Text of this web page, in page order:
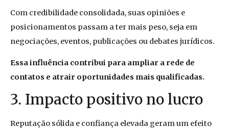
Com credibilidade consolidada, suas opiniões e
posicionamentos passam a ter mais peso, seja em
negociações, eventos, publicações ou debates jurídicos.
Essa influência contribui para ampliar a rede de
contatos e atrair oportunidades mais qualificadas.
3. Impacto positivo no lucro
Reputação sólida e confiança elevada geram um efeito